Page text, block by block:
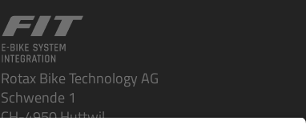
Rotax Bike Technology AG
Schwende 1
CH-4950 Huttwil